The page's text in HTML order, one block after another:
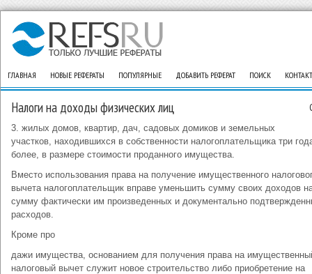
ГЛАВНАЯ НОВЫЕ РЕФЕРАТЫ ПОПУЛЯРНЫЕ ДОБАВИТЬ РЕФЕРАТ ПОИСК
Налоги на доходы физических лиц
3. жилых домов, квартир, дач, садовых домиков и земельных
участков, находившихся в собственности налогоплательщика три
более, в размере стоимости проданного имущества.
Вместо использования права на получение имущественного
вычета налогоплательщик вправе уменьшить сумму своих доходов
сумму фактически им произведенных и документально
расходов.
Кроме про
дажи имущества, основанием для получения права на
налоговый вычет служит новое строительство либо приобретение на